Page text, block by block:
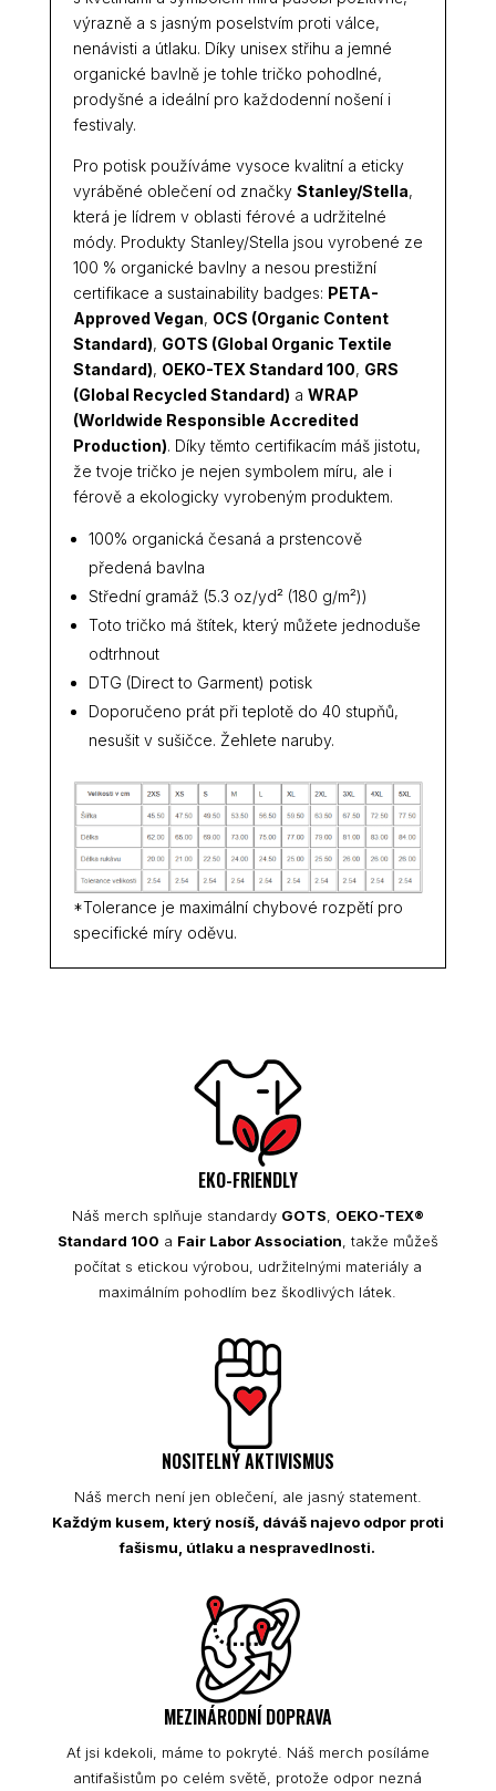
výrazně a s jasným poselstvím proti válce,
nenávisti a útlaku. Díky unisex střihu a jemné
organické bavlně je tohle tričko pohodlné,
prodyšné a ideální pro každodenní nošení i
festivaly.
Pro potisk používáme vysoce kvalitní a eticky
vyráběné oblečení od značky Stanley/Stella,
která je lídrem v oblasti férové a udržitelné
módy. Produkty Stanley/Stella jsou vyrobené ze
100 % organické bavlny a nesou prestižní
certifikace a sustainability badges: PETA-
Approved Vegan, OCS (Organic Content
Standard), GOTS (Global Organic Textile
Standard), OEKO-TEX Standard 100, GRS
(Global Recycled Standard) a WRAP
(Worldwide Responsible Accredited
Production). Díky těmto certifikacím máš jistotu,
že tvoje tričko je nejen symbolem míru, ale i
férově a ekologicky vyrobeným produktem.
100% organická česaná a prstencově
předená bavlna
Střední gramáž (5.3 oz/yd² (180 g/m²))
Toto tričko má štítek, který můžete jednoduše
odtrhnout
DTG (Direct to Garment) potisk
Doporučeno prát při teplotě do 40 stupňů,
nesušit v sušičce. Žehlete naruby.
*Tolerance je maximální chybové rozpětí pro
specifické míry oděvu.
EKO-FRIENDLY
Náš merch splňuje standardy GOTS
OEKO-TEX®
Standard 100 a Fair Labor Association , takže můžeš
počítat s etickou výrobou, udržitelnými materiály a
maximálním pohodlím bez škodlivých látek.
NOSITELNÝ AKTIVISMUS
Náš merch není jen oblečení, ale jasný statement.
Každým kusem, který nosíš, dáváš najevo odpor proti
fašismu, útlaku a nespravedlnosti.
MEZINÁRODNÍ DOPRAVA
Ať jsi kdekoli, máme to pokryté. Náš merch posíláme
antifašistům po celém světě, protože odpor nezná